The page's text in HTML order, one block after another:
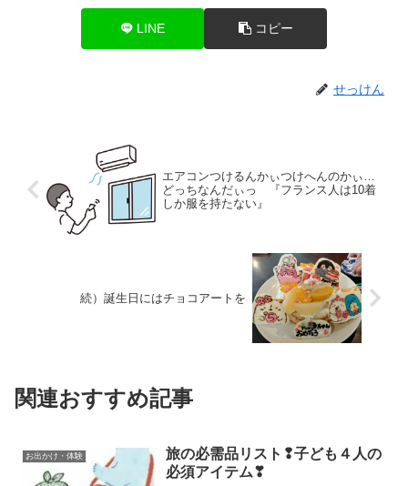
LINE コピー
せっけん
エアコンつけるんかぃつけへんのかぃ…
どっちなんだぃっ 『フランス人は10着
しか服を持たない』
続）誕生日にはチョコアートを
関連おすすめ記事
お出かけ・体験
旅の必需品リスト❢子ども４人の
必須アイテム❣